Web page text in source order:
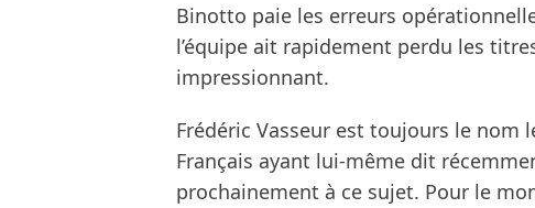
Binotto paie les erreurs
l’équipe ait rapidement perdu les
impressionnant.
Frédéric Vasseur est toujours le
Français ayant lui-même dit
prochainement à ce sujet. Pour le